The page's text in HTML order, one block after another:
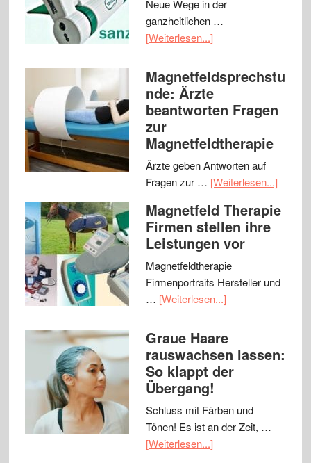
Neue Wege in der
ganzheitlichen …
[Weiterlesen...]
Magnetfeldsprechstu
nde: Ärzte
beantworten Fragen
zur
Magnetfeldtherapie
Ärzte geben Antworten auf
Fragen zur … [Weiterlesen...]
Magnetfeld Therapie
Firmen stellen ihre
Leistungen vor
Magnetfeldtherapie
Firmenportraits Hersteller und
… [Weiterlesen...]
Graue Haare
rauswachsen lassen:
So klappt der
Übergang!
Schluss mit Färben und
Tönen! Es ist an der Zeit, …
[Weiterlesen...]